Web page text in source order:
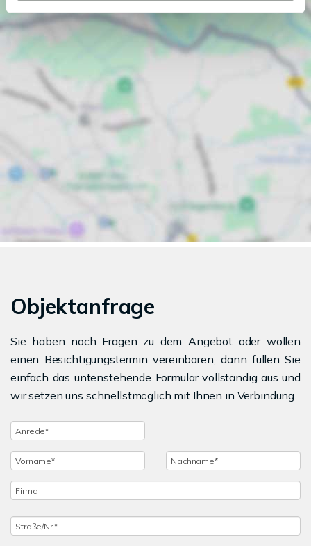
Objektanfrage
Sie haben noch Fragen zu dem Angebot oder wollen
einen Besichtigungstermin vereinbaren, dann füllen Sie
einfach das untenstehende Formular vollständig aus und
wir setzen uns schnellstmöglich mit Ihnen in Verbindung.